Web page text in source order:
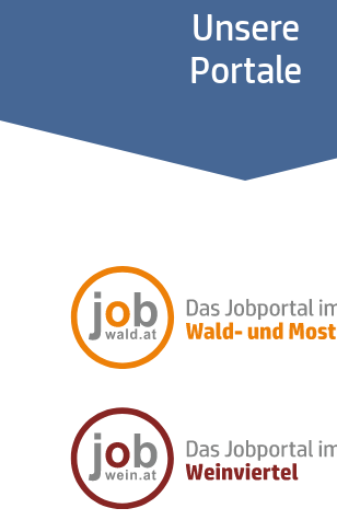
Unsere
Portale